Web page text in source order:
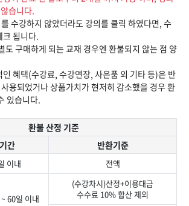
습니다.
수강하지 않았더라도 강의를 클릭 하였다면, 수
됩니다.
도 구매하게 되는 교재 경우엔 환불되지 않는 점 양
인 혜택(수강료, 수강연장, 사은품 외 기타 등)은 반
용되었거나 상품가치가 현저히 감소했을 경우 환
있습니다.
환불 산정 기준
기간 반환기준
이내 전액
60일 이내
(수강차시)산정+이용대금
수수료 10% 합산 제외